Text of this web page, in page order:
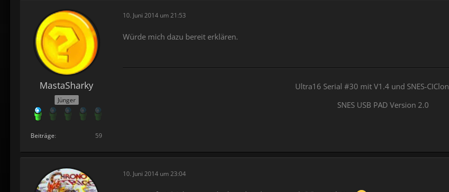
MastaSharky
Jünger
Beiträge 59
10. Juni 2014 um 21:53
Würde mich dazu bereit erklären.
Ultra16 Serial #30 mit V1.4 und SNES-
SNES USB PAD Version 2.0
10. Juni 2014 um 23:04